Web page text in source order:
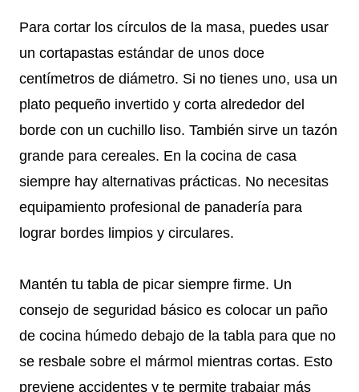
Para cortar los círculos de la masa, puedes usar
un cortapastas estándar de unos doce
centímetros de diámetro. Si no tienes uno, usa un
plato pequeño invertido y corta alrededor del
borde con un cuchillo liso. También sirve un tazón
grande para cereales. En la cocina de casa
siempre hay alternativas prácticas. No necesitas
equipamiento profesional de panadería para
lograr bordes limpios y circulares.
Mantén tu tabla de picar siempre firme. Un
consejo de seguridad básico es colocar un paño
de cocina húmedo debajo de la tabla para que no
se resbale sobre el mármol mientras cortas. Esto
previene accidentes y te permite trabajar más